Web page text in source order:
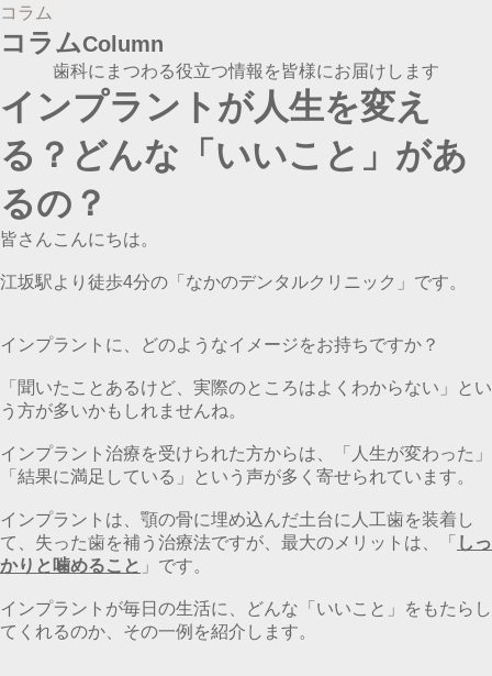
コラム
コラムColumn
歯科にまつわる役立つ情報を皆様にお届けします
インプラントが人生を変え
る？どんな「いいこと」があ
るの？
皆さんこんにちは。
江坂駅より徒歩4分の「なかのデンタルクリニック」です。
インプラントに、どのようなイメージをお持ちですか？
「聞いたことあるけど、実際のところはよくわからない」とい
う方が多いかもしれませんね。
インプラント治療を受けられた方からは、「人生が変わった」
「結果に満足している」という声が多く寄せられています。
インプラントは、顎の骨に埋め込んだ土台に人工歯を装着し
て、失った歯を補う治療法ですが、最大のメリットは、「
しっ
かりと噛めること 」です。
インプラントが毎日の生活に、どんな「いいこと」をもたらし
てくれるのか、その一例を紹介します。